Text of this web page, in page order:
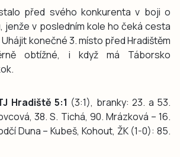
před svého konkurenta v boji o
jenže v posledním kole ho čeká cesta
konečné 3. místo před Hradištěm
obtížné, i když má Táborsko
Hradiště 5:1 (3:1), branky: 23. a 53.
38. S. Tichá, 90. Mrázková – 16.
Duna – Kubeš, Kohout, ŽK (1-0): 85.